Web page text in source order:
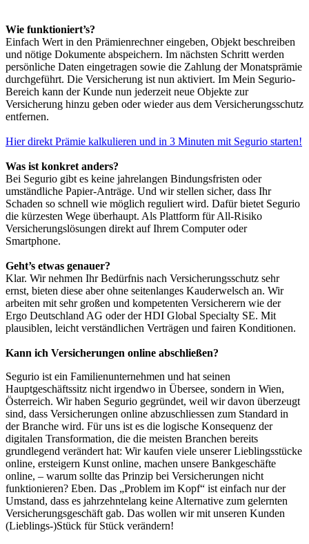
Wie funktioniert’s?
Einfach Wert in den Prämienrechner eingeben, Objekt beschreiben
und nötige Dokumente abspeichern. Im nächsten Schritt werden
persönliche Daten eingetragen sowie die Zahlung der Monatsprämie
durchgeführt. Die Versicherung ist nun aktiviert. Im Mein Segurio-
Bereich kann der Kunde nun jederzeit neue Objekte zur
Versicherung hinzu geben oder wieder aus dem Versicherungsschutz
entfernen.
Hier direkt Prämie kalkulieren und in 3 Minuten mit Segurio starten!
Was ist konkret anders?
Bei Segurio gibt es keine jahrelangen Bindungsfristen oder
umständliche Papier-Anträge. Und wir stellen sicher, dass Ihr
Schaden so schnell wie möglich reguliert wird. Dafür bietet Segurio
die kürzesten Wege überhaupt. Als Plattform für All-Risiko
Versicherungslösungen direkt auf Ihrem Computer oder
Smartphone.
Geht’s etwas genauer?
Klar. Wir nehmen Ihr Bedürfnis nach Versicherungsschutz sehr
ernst, bieten diese aber ohne seitenlanges Kauderwelsch an. Wir
arbeiten mit sehr großen und kompetenten Versicherern wie der
Ergo Deutschland AG oder der HDI Global Specialty SE. Mit
plausiblen, leicht verständlichen Verträgen und fairen Konditionen.
Kann ich Versicherungen online abschließen?
Segurio ist ein Familienunternehmen und hat seinen
Hauptgeschäftssitz nicht irgendwo in Übersee, sondern in Wien,
Österreich. Wir haben Segurio gegründet, weil wir davon überzeugt
sind, dass Versicherungen online abzuschliessen zum Standard in
der Branche wird. Für uns ist es die logische Konsequenz der
digitalen Transformation, die die meisten Branchen bereits
grundlegend verändert hat: Wir kaufen viele unserer Lieblingsstücke
online, ersteigern Kunst online, machen unsere Bankgeschäfte
online, – warum sollte das Prinzip bei Versicherungen nicht
funktionieren? Eben. Das „Problem im Kopf“ ist einfach nur der
Umstand, dass es jahrzehntelang keine Alternative zum gelernten
Versicherungsgeschäft gab. Das wollen wir mit unseren Kunden
(Lieblings-)Stück für Stück verändern!